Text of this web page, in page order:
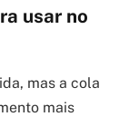
usar no
mas a cola
mais